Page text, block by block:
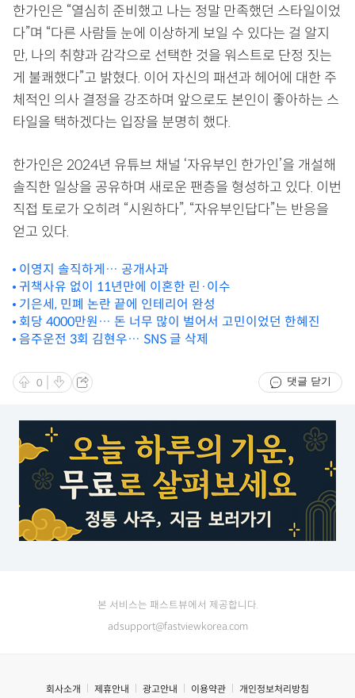
한가인은 “열심히 준비했고 나는 정말 만족했던 스타일이었
다”며 “다른 사람들 눈에 이상하게 보일 수 있다는 걸 알지
만, 나의 취향과 감각으로 선택한 것을 워스트로 단정 짓는
게 불쾌했다”고 밝혔다. 이어 자신의 패션과 헤어에 대한 주
체적인 의사 결정을 강조하며 앞으로도 본인이 좋아하는 스
타일을 택하겠다는 입장을 분명히 했다.
한가인은 2024년 유튜브 채널 ‘자유부인 한가인’을 개설해
솔직한 일상을 공유하며 새로운 팬층을 형성하고 있다. 이번
직접 토로가 오히려 “시원하다”, “자유부인답다”는 반응을
얻고 있다.
이영지 솔직하게… 공개사과
귀책사유 없이 11년만에 이혼한 린·이수
기은세, 민폐 논란 끝에 인테리어 완성
회당 4000만원… 돈 너무 많이 벌어서 고민이었던 한혜진
음주운전 3회 김현우… SNS 글 삭제
0 댓글 닫기
본 서비스는 패스트뷰에서 제공합니다.
adsupport@fastviewkorea.com
회사소개 제휴안내 광고안내 이용약관
개인정보처리방침